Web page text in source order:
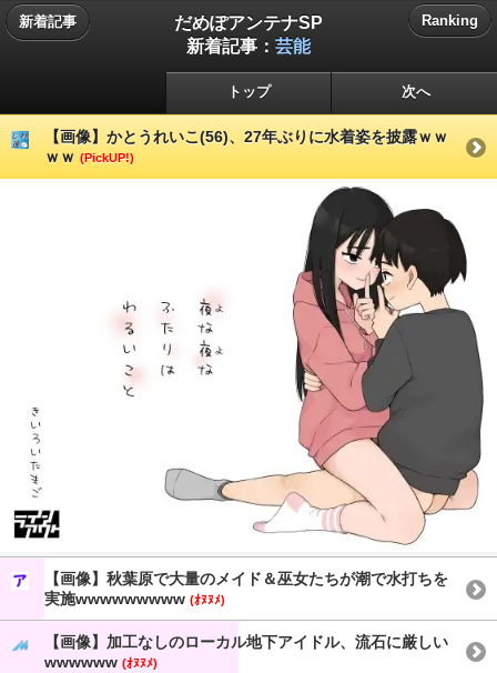
新着記事
だめぽアンテナSP
新着記事： 芸能
Ranking
トップ 次へ
【画像】かとうれいこ(56)、27年ぶりに水着姿を披露ｗｗ
ｗｗ (PickUP!)
【画像】秋葉原で大量のメイド＆巫女たちが潮で水打ちを
実施wwwwwwwww (ｵﾇﾇﾒ)
【画像】加工なしのローカル地下アイドル、流石に厳しい
wwwwww (ｵﾇﾇﾒ)